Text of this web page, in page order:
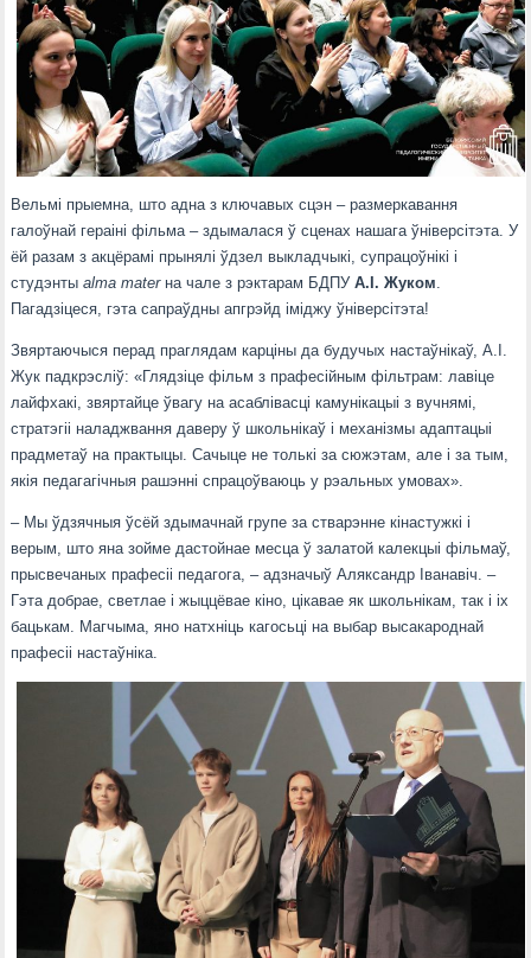
Вельмі прыемна, што адна з ключавых сцэн – размеркавання
галоўнай гераіні фільма – здымалася ў сценах нашага ўніверсітэта. У
ёй разам з акцёрамі прынялі ўдзел выкладчыкі, супрацоўнікі і
студэнтыalma materна чале з рэктарам БДПУ А.І. Жуком.
Пагадзіцеся, гэта сапраўдны апгрэйд іміджу ўніверсітэта!
Звяртаючыся перад праглядам карціны да будучых настаўнікаў, А.І.
Жук падкрэсліў: «Глядзіце фільм з прафесійным фільтрам: лавіце
лайфхакі, звяртайце ўвагу на асаблівасці камунікацыі з вучнямі,
стратэгіі наладжвання даверу ў школьнікаў і механізмы адаптацыі
прадметаў на практыцы. Сачыце не толькі за сюжэтам, але і за тым,
якія педагагічныя рашэнні спрацоўваюць у рэальных умовах».
– Мы ўдзячныя ўсёй здымачнай групе за стварэнне кінастужкі і
верым, што яна зойме дастойнае месца ў залатой калекцыі фільмаў,
прысвечаных прафесіі педагога, – адзначыў Аляксандр Іванавіч. –
Гэта добрае, светлае і жыццёвае кіно, цікавае як школьнікам, так і іх
бацькам. Магчыма, яно натхніць кагосьці на выбар высакароднай
прафесіі настаўніка.